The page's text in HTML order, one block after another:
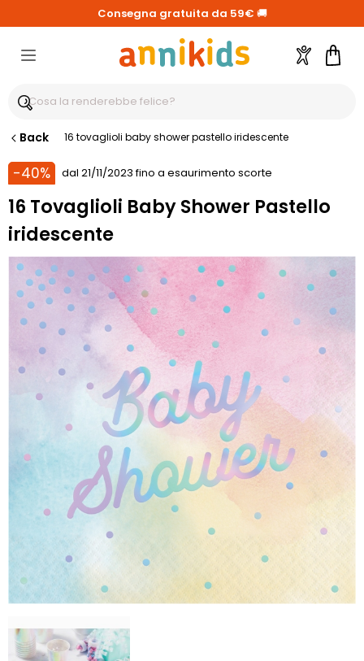
Consegna gratuita da 59€ 🚚
Account
Back 16 tovaglioli baby shower pastello iridescente
-40% dal 21/11/2023 fino a esaurimento scorte
16 Tovaglioli Baby Shower Pastello
iridescente